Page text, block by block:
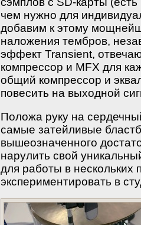
чем нужно для
добавим к этому
наложения тембров,
эффект Transient,
компрессор и MFX для
общий компрессор и
повесить на выходной
Положа руку на
самые затейливые
вышеозначенного
нарулить свой
для работы в нескольких
экспериментировать в